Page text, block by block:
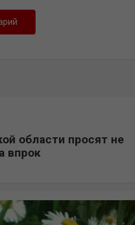
области просят не
впрок